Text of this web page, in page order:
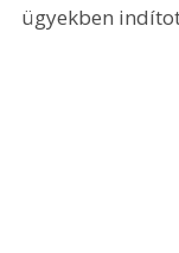
ügyekben